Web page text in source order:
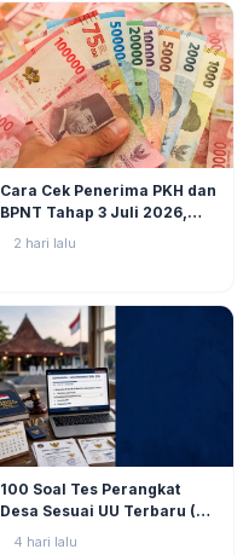
Cara Cek Penerima PKH dan
BPNT Tahap 3 Juli 2026,
Bansos Sudah Mulai Cair!
2 hari lalu
100 Soal Tes Perangkat
Desa Sesuai UU Terbaru (UU
No. 3 Tahun 2024 & PP No.
4 hari lalu